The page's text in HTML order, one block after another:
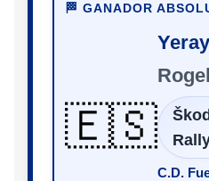
🏁 GANADOR
🇪🇸
C.D.